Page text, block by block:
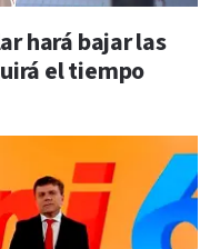
hará bajar las
el tiempo